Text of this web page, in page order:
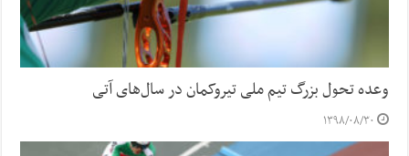
وعده تحول بزرگ تیم ملی تیروکمان در سال‌های آتی
۱۳۹۸/۰۸/۳۰